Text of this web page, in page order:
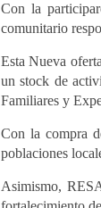
Con la
comunitario
Esta Nueva
un stock de
Familiares y
Con la compra
poblaciones
Asimismo,